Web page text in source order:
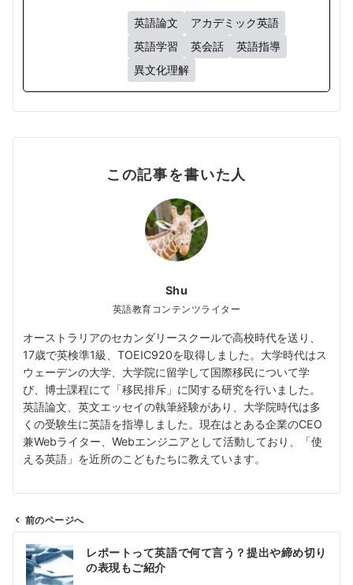
英語論文
アカデミック英語
英語学習
英会話
英語指導
異文化理解
この記事を書いた人
Shu
英語教育コンテンツライター
オーストラリアのセカンダリースクールで高校時代を送り、
17歳で英検準1級、TOEIC920を取得しました。大学時代はス
ウェーデンの大学、大学院に留学して国際移民について学
び、博士課程にて「移民排斥」に関する研究を行いました。
英語論文、英文エッセイの執筆経験があり、大学院時代は多
くの受験生に英語を指導しました。現在はとある企業のCEO
兼Webライター、Webエンジニアとして活動しており、「使
える英語」を近所のこどもたちに教えています。
前のページへ
レポートって英語で何て言う？提出や締め切り
の表現もご紹介